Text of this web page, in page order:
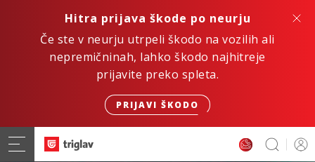
Hitra prijava škode po neurju
Če ste v neurju utrpeli škodo na vozilih ali
nepremičninah, lahko škodo najhitreje
prijavite preko spleta.
PRIJAVI ŠKODO